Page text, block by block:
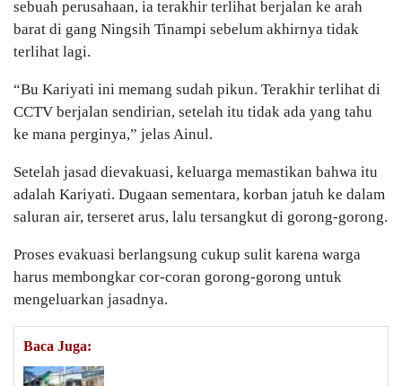
sebuah perusahaan, ia terakhir terlihat berjalan ke arah
barat di gang Ningsih Tinampi sebelum akhirnya tidak
terlihat lagi.
“Bu Kariyati ini memang sudah pikun. Terakhir terlihat di
CCTV berjalan sendirian, setelah itu tidak ada yang tahu
ke mana perginya,” jelas Ainul.
Setelah jasad dievakuasi, keluarga memastikan bahwa itu
adalah Kariyati. Dugaan sementara, korban jatuh ke dalam
saluran air, terseret arus, lalu tersangkut di gorong-gorong.
Proses evakuasi berlangsung cukup sulit karena warga
harus membongkar cor-coran gorong-gorong untuk
mengeluarkan jasadnya.
Baca Juga: